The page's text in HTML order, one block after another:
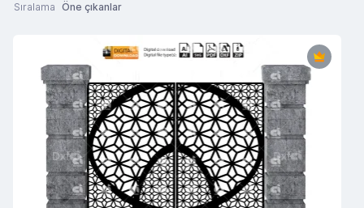
Sıralama Öne çıkanlar